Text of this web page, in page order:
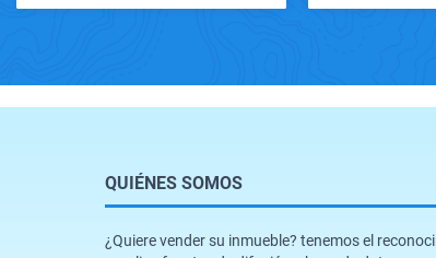
QUIÉNES SOMOS
¿Quiere vender su inmueble? tenemos el